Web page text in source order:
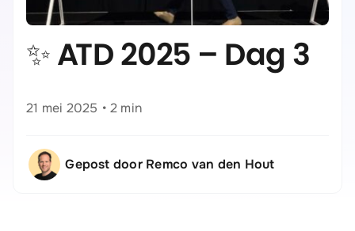
✨ ATD 2025 – Dag 3
21 mei 2025 • 2 min
Gepost door Remco van den Hout